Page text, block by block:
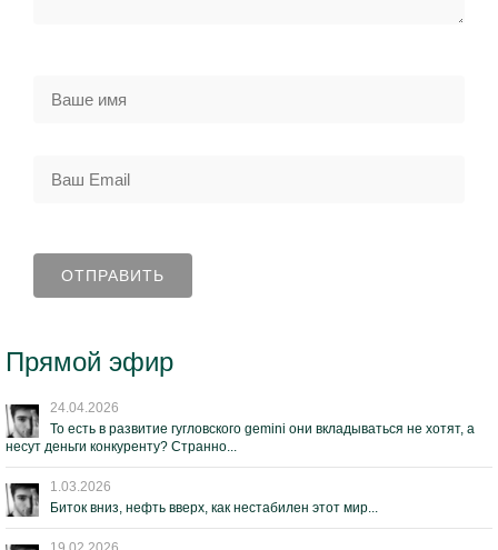
Прямой эфир
24.04.2026
То есть в развитие гугловского gemini они вкладываться не хотят, а
несут деньги конкуренту? Странно...
1.03.2026
Биток вниз, нефть вверх, как нестабилен этот мир...